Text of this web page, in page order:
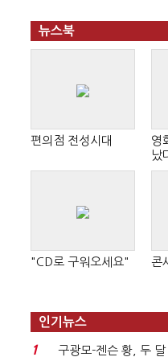
뉴스북
편의점 전성시대
영
났
"CD로 구워오세요" 콘
인기뉴스
1
구광모-젠슨 황, 두